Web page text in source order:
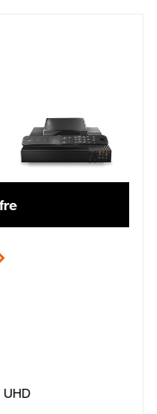
Lite Fibre
UHD